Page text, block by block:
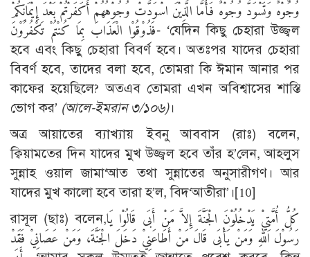
وُجُوْهٌ وَتَسْوَدُّ وُجُوْهٌ فَأَمَّا الَّذِيْنَ اسْوَدَّتْ وُجُوْهُهُمْ أَكَفَرْتُمْ بَعْدَ إِيْمَانِكُمْ
فَذُوْقُوْا الْعَذَابَ بِمَا كُنْتُمْ تَكْفُرُوْنَ- ‘যেদিন কিছু চেহারা উজ্জ্বল
হবে এবং কিছু চেহারা বিবর্ণ হবে। অতঃপর যাদের চেহারা
বিবর্ণ হবে, তাদের বলা হবে, তোমরা কি ঈমান আনার পর
কাফের হয়েছিলে? অতএব তোমরা এখন অবিশ্বাসের শাস্তি
ভোগ কর’ (আলে-ইমরান ৩/১০৬)।
অত্র আয়াতের ব্যাখ্যায় ইবনু আববাস (রাঃ) বলেন,
ক্বিয়ামতের দিন যাদের মুখ উজ্জ্বল হবে তাঁর হ’লেন, আহলুস
সুন্নাহ ওয়াল জামা‘আত তথা সুন্নাতের অনুসারীগণ। আর
যাদের মুখ কালো হবে তারা হ’ল, বিদ‘আতীরা’।[10]
রাসূল (ছাঃ) বলেন,كُلُّ أُمَّتِيْ يَدْخُلُوْنَ الْجَنَّةَ إِلاَّ مَنْ أَبَى قَالُوْا يَا
رَسُوْلَ اللهِ وَمَنْ يَأْبَى قَالَ مَنْ أَطَاعَنِيْ دَخَلَ الْجَنَّةَ، وَمَنْ عَصَانِيْ فَقَدْ